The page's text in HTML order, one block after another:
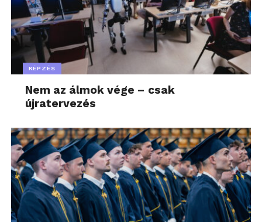
KÉPZÉS
Nem az álmok vége – csak
újratervezés